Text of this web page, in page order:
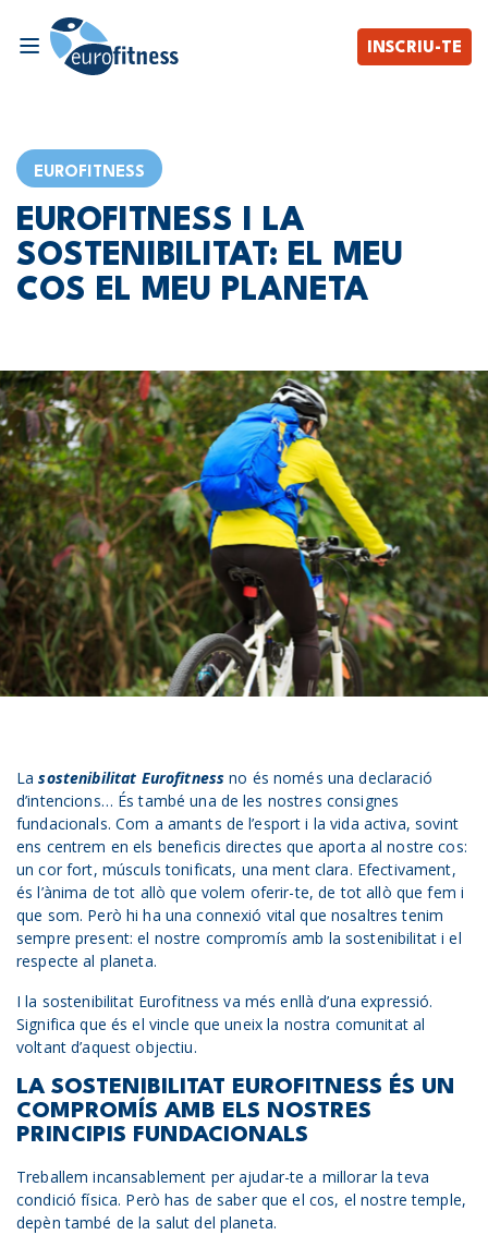
INSCRIU-TE
EUROFITNESS
EUROFITNESS I LA
SOSTENIBILITAT: EL MEU
COS EL MEU PLANETA
Lasostenibilitat Eurofitness no és només una declaració
d’intencions… És també una de les nostres consignes
fundacionals. Com a amants de l’esport i la vida activa, sovint
ens centrem en els beneficis directes que aporta al nostre cos:
un cor fort, músculs tonificats, una ment clara. Efectivament,
és l’ànima de tot allò que volem oferir-te, de tot allò que fem i
que som. Però hi ha una connexió vital que nosaltres tenim
sempre present: el nostre compromís amb la sostenibilitat i el
respecte al planeta.
I la sostenibilitat Eurofitness va més enllà d’una expressió.
Significa que és el vincle que uneix la nostra comunitat al
voltant d’aquest objectiu.
LA SOSTENIBILITAT EUROFITNESS ÉS UN
COMPROMÍS AMB ELS NOSTRES
PRINCIPIS FUNDACIONALS
Treballem incansablement per ajudar-te a millorar la teva
condició física. Però has de saber que el cos, el nostre temple,
depèn també de la salut del planeta.